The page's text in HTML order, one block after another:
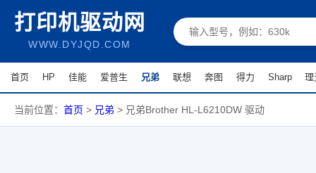
打印机驱动网
WWW.DYJQD.COM
首页 HP 佳能 爱普生 兄弟 联想 奔图 得力 Sharp 理
当前位置： 首页 > 兄弟 > 兄弟Brother HL-L6210DW 驱动